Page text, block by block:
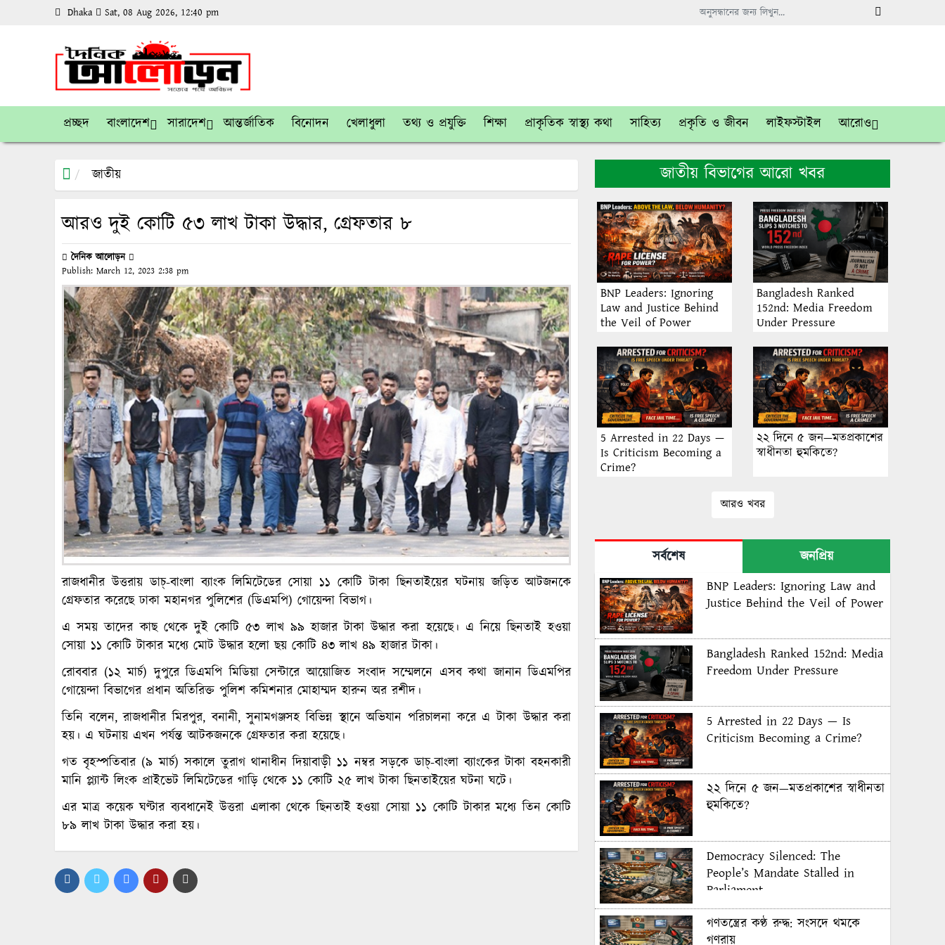
Dhaka Sat, 08 Aug 2026, 12:40 pm
প্রচ্ছদ বাংলাদেশ সারাদেশ আন্তর্জাতিক বিনোদন খেলাধুলা তথ্য ও প্রযুক্তি শিক্ষা প্রাকৃতিক স্বাস্থ্য কথা সাহিত্য প্রকৃতি ও জীবন লাইফস্টাইল আরোও
জাতীয়
আরও দুই কোটি ৫৩ লাখ টাকা উদ্ধার, গ্রেফতার ৮
দৈনিক আলোড়ন
Publish: March 12, 2023 2:38 pm
রাজধানীর উত্তরায় ডাচ্-বাংলা ব্যাংক লিমিটেডের সোয়া ১১ কোটি টাকা ছিনতাইয়ের ঘটনায় জড়িত আটজনকে
গ্রেফতার করেছে ঢাকা মহানগর পুলিশের (ডিএমপি) গোয়েন্দা বিভাগ।
এ সময় তাদের কাছ থেকে দুই কোটি ৫৩ লাখ ৯৯ হাজার টাকা উদ্ধার করা হয়েছে। এ নিয়ে ছিনতাই হওয়া
সোয়া ১১ কোটি টাকার মধ্যে মোট উদ্ধার হলো ছয় কোটি ৪৩ লাখ ৪৯ হাজার টাকা।
রোববার (১২ মার্চ) দুপুরে ডিএমপি মিডিয়া সেন্টারে আয়োজিত সংবাদ সম্মেলনে এসব কথা জানান ডিএমপির
গোয়েন্দা বিভাগের প্রধান অতিরিক্ত পুলিশ কমিশনার মোহাম্মদ হারুন অর রশীদ।
তিনি বলেন, রাজধানীর মিরপুর, বনানী, সুনামগঞ্জসহ বিভিন্ন স্থানে অভিযান পরিচালনা করে এ টাকা উদ্ধার করা
হয়। এ ঘটনায় এখন পর্যন্ত আটকজনকে গ্রেফতার করা হয়েছে।
গত বৃহস্পতিবার (৯ মার্চ) সকালে তুরাগ থানাধীন দিয়াবাড়ী ১১ নম্বর সড়কে ডাচ্-বাংলা ব্যাংকের টাকা বহনকারী
মানি প্ল্যান্ট লিংক প্রাইভেট লিমিটেডের গাড়ি থেকে ১১ কোটি ২৫ লাখ টাকা ছিনতাইয়ের ঘটনা ঘটে।
এর মাত্র কয়েক ঘণ্টার ব্যবধানেই উত্তরা এলাকা থেকে ছিনতাই হওয়া সোয়া ১১ কোটি টাকার মধ্যে তিন কোটি
৮৯ লাখ টাকা উদ্ধার করা হয়।
জাতীয় বিভাগের আরো খবর
BNP Leaders: Ignoring
Law and Justice Behind
the Veil of Power
Bangladesh Ranked
152nd: Media Freedom
Under Pressure
5 Arrested in 22 Days —
Is Criticism Becoming a
Crime?
২২ দিনে ৫ জন—মতপ্রকাশের
স্বাধীনতা হুমকিতে?
আরও খবর
সর্বশেষ
জনপ্রিয়
BNP Leaders: Ignoring Law and
Justice Behind the Veil of Power
Bangladesh Ranked 152nd: Media
Freedom Under Pressure
5 Arrested in 22 Days — Is
Criticism Becoming a Crime?
২২ দিনে ৫ জন—মতপ্রকাশের স্বাধীনতা
হুমকিতে?
Democracy Silenced: The
People’s Mandate Stalled in
Parliament
গণতন্ত্রের কণ্ঠ রুদ্ধ: সংসদে থমকে
গণরায়